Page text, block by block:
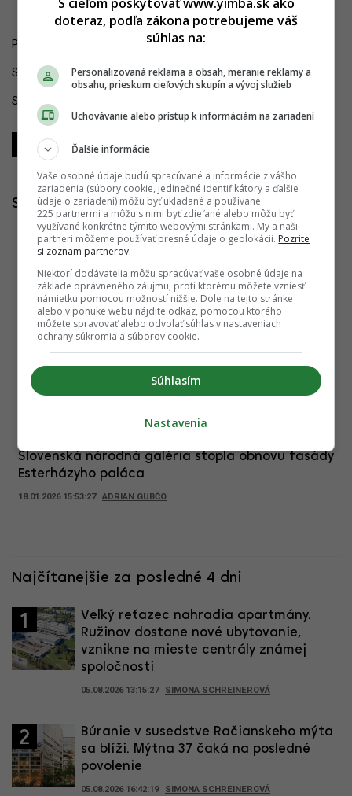
Pozrite si rekonštrukciu SNG vofotoalbumoch
Sledujte YIM.BA na Instagrame.
Sledujte YIM.BA na
Zdieľať Zdieľať
Súvisiace články
Zo zdevastovaných garáží kultúrne centrum.
Staré Mesto dokončilo kontroverzný projekt s
netradičnou náplňou
23.07.2026 18:48:29 ADRIAN GUBČO
Garáž kultúry sa stáva realitou. Staré Mesto
rozbehlo práce na obnove ruiny pri SNG, tá
kritizuje predchodcov
23.02.2026 16:13:00 ADRIAN GUBČO
Slovenská národná galéria stopla obnovu fasády
Esterházyho paláca
18.01.2026 15:53:27 ADRIAN GUBČO
Najčítanejšie za posledné 4 dni
1
Veľký reťazec nahradia apartmány.
Ružinov dostane nové ubytovanie,
vznikne na mieste centrály známej
spoločnosti
05.08.2026 13:15:27 SIMONA SCHREINEROVÁ
2
Búranie v susedstve Račianskeho mýta
sa blíži. Mýtna 37 čaká na posledné
povolenie
05.08.2026 16:42:19 SIMONA SCHREINEROVÁ
doteraz, podľa zákona potrebujeme váš
súhlas na:
Personalizovaná reklama a obsah, meranie reklamy a
obsahu, prieskum cieľových skupín a vývoj služieb
Uchovávanie alebo prístup k informáciám na zariadení
Ďalšie informácie
Vaše osobné údaje budú spracúvané a informácie z vášho
zariadenia (súbory cookie, jedinečné identifikátory a ďalšie
údaje o zariadení) môžu byť ukladané a používané
225 partnermi a môžu s nimi byť zdieľané alebo môžu byť
využívané konkrétne týmito webovými stránkami. My a naši
partneri môžeme používať presné údaje o geolokácii. Pozrite
si zoznam partnerov.
Niektorí dodávatelia môžu spracúvať vaše osobné údaje na
základe oprávneného záujmu, proti ktorému môžete vzniesť
námietku pomocou možností nižšie. Dole na tejto stránke
alebo v ponuke webu nájdite odkaz, pomocou ktorého
môžete spravovať alebo odvolať súhlas v nastaveniach
ochrany súkromia a súborov cookie.
Súhlasím
Nastavenia